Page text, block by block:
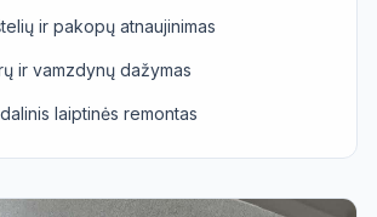
ir pakopų atnaujinimas
ir vamzdynų dažymas
laiptinės remontas